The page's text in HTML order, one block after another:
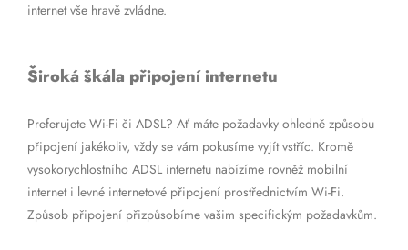
internet vše hravě zvládne.
Široká škála připojení internetu
Preferujete Wi-Fi či ADSL? Ať máte požadavky ohledně způsobu
připojení jakékoliv, vždy se vám pokusíme vyjít vstříc. Kromě
vysokorychlostního ADSL internetu nabízíme rovněž mobilní
internet i levné internetové připojení prostřednictvím Wi-Fi.
Způsob připojení přizpůsobíme vašim specifickým požadavkům.